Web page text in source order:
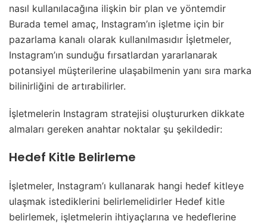
nasıl kullanılacağına ilişkin bir plan ve yöntemdir
Burada temel amaç, Instagram’ın işletme için bir
pazarlama kanalı olarak kullanılmasıdır İşletmeler,
Instagram’ın sunduğu fırsatlardan yararlanarak
potansiyel müşterilerine ulaşabilmenin yanı sıra marka
bilinirliğini de artırabilirler.
İşletmelerin Instagram stratejisi oluştururken dikkate
almaları gereken anahtar noktalar şu şekildedir:
Hedef Kitle Belirleme
İşletmeler, Instagram’ı kullanarak hangi hedef kitleye
ulaşmak istediklerini belirlemelidirler Hedef kitle
belirlemek, işletmelerin ihtiyaçlarına ve hedeflerine